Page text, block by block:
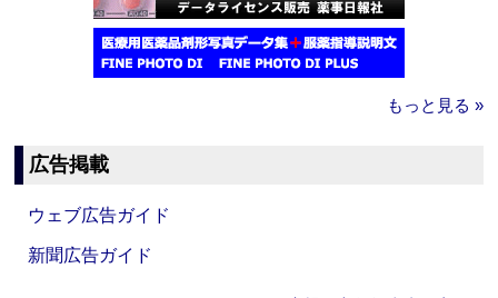
もっと見る »
広告掲載
ウェブ広告ガイド
新聞広告ガイド